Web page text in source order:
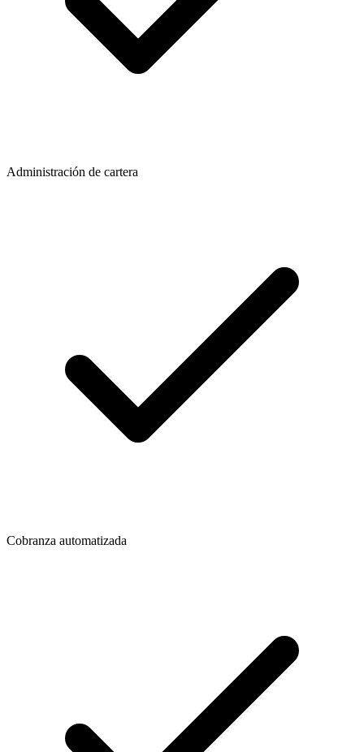
Administración de cartera
Cobranza automatizada